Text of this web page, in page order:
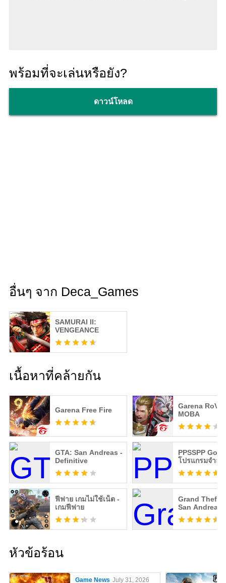
พร้อมที่จะเล่นหรือยัง?
ดาวน์โหลด
อื่นๆ จาก Deca_Games
SAMURAI II:
VENGEANCE
เนื้อหาที่คล้ายกัน
Garena Free Fire
Garena RoV:
MOBA
GTA: San Andreas -
Definitive
PPSSPP Gold
โปรแกรมจำลอ
ฟีฟาย เกมไม่ใช้เน็ต -
เกมฟีฟาย
Grand Theft
San Andreas
หัวข้อร้อน
Game News July 31, 2026